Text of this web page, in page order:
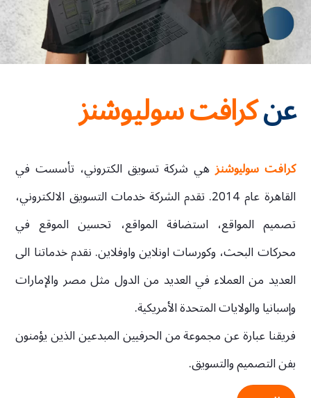
عنكرافت سوليوشنز
كرافت سوليوشنز هي شركة تسويق الكتروني، تأسست في
القاهرة عام 2014. تقدم الشركة خدمات التسويق الالكتروني،
تصميم المواقع، استضافة المواقع، تحسين الموقع في
محركات البحث، وكورسات اونلاين واوفلاين. نقدم خدماتنا الى
العديد من العملاء في العديد من الدول مثل مصر والإمارات
وإسبانيا والولايات المتحدة الأمريكية.
فريقنا عبارة عن مجموعة من الحرفيين المبدعين الذين يؤمنون
بفن التصميم والتسويق.